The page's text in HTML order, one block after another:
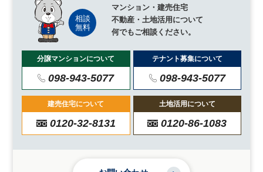
マンション・建売住宅
不動産・土地活用について
何でもご相談ください。
分譲マンションについて
098-943-5077
テナント募集について
098-943-5077
建売住宅について
0120-32-8131
土地活用について
0120-86-1083